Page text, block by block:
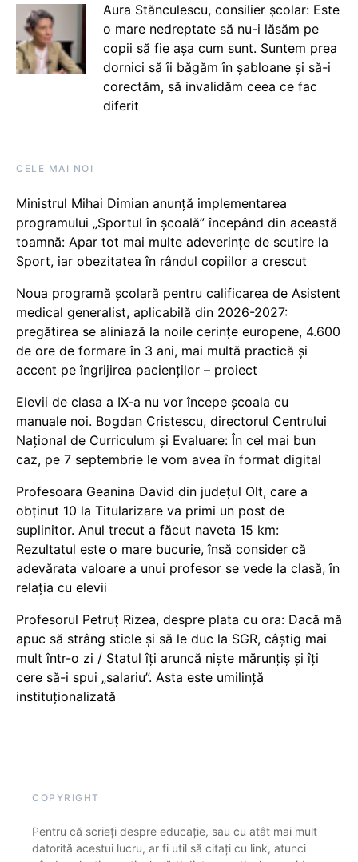
Aura Stănculescu, consilier școlar: Este
o mare nedreptate să nu-i lăsăm pe
copii să fie așa cum sunt. Suntem prea
dornici să îi băgăm în șabloane și să-i
corectăm, să invalidăm ceea ce fac
diferit
CELE MAI NOI
Ministrul Mihai Dimian anunță implementarea
programului „Sportul în școală” începând din această
toamnă: Apar tot mai multe adeverințe de scutire la
Sport, iar obezitatea în rândul copiilor a crescut
Noua programă școlară pentru calificarea de Asistent
medical generalist, aplicabilă din 2026-2027:
pregătirea se aliniază la noile cerințe europene, 4.600
de ore de formare în 3 ani, mai multă practică și
accent pe îngrijirea pacienților – proiect
Elevii de clasa a IX-a nu vor începe școala cu
manuale noi. Bogdan Cristescu, directorul Centrului
Național de Curriculum și Evaluare: În cel mai bun
caz, pe 7 septembrie le vom avea în format digital
Profesoara Geanina David din județul Olt, care a
obținut 10 la Titularizare va primi un post de
suplinitor. Anul trecut a făcut naveta 15 km:
Rezultatul este o mare bucurie, însă consider că
adevărata valoare a unui profesor se vede la clasă, în
relația cu elevii
Profesorul Petruț Rizea, despre plata cu ora: Dacă mă
apuc să strâng sticle și să le duc la SGR, câștig mai
mult într-o zi / Statul îți aruncă niște mărunțiș și îți
cere să-i spui „salariu”. Asta este umilință
instituționalizată
COPYRIGHT
Pentru că scrieți despre educație, sau cu atât mai mult
datorită acestui lucru, ar fi util să citați cu link, atunci